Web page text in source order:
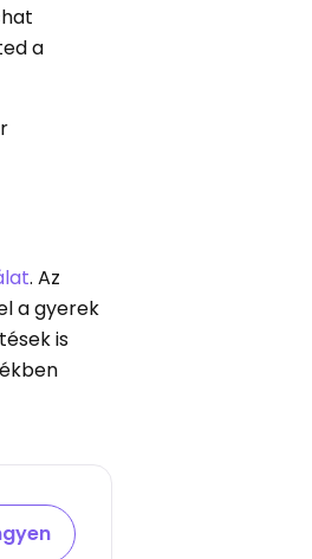
a
. Az
a gyerek
is